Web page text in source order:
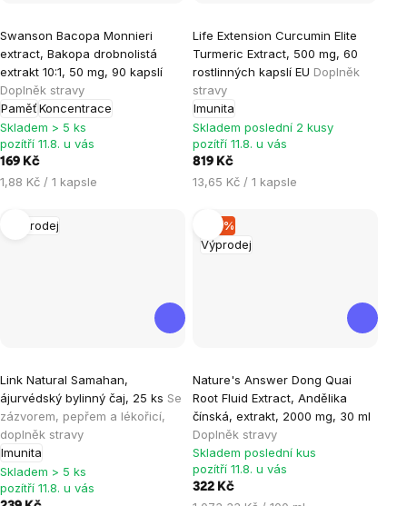
Swanson Bacopa Monnieri
extract, Bakopa drobnolistá
extrakt 10:1, 50 mg, 90 kapslí
Doplněk stravy
PaměťKoncentrace
hodnocení
produktu
je
5,0
z
5
hvězdiček.
Skladem > 5 ks
pozítří 11.8. u vás
169 Kč
Měrná
1,88 Kč / 1 kapsle
Life Extension Curcumin Elite
Turmeric Extract, 500 mg, 60
rostlinných kapslí EU Doplněk
stravy
Imunita
Skladem poslední 2 kusy
pozítří 11.8. u vás
819 Kč
Měrná
13,65 Kč / 1 kapsle
Výprodej
Link Natural Samahan,
ájurvédský bylinný čaj, 25 ks Se
zázvorem, pepřem a lékořicí,
doplněk stravy
Imunita
Skladem > 5 ks
pozítří 11.8. u vás
Výprodej
–19 %
Nature's Answer Dong Quai
Root Fluid Extract, Andělika
čínská, extrakt, 2000 mg, 30 ml
Doplněk stravy
Skladem poslední kus
pozítří 11.8. u vás
322 Kč